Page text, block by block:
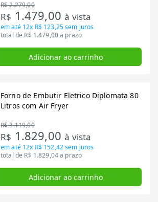
R$ 2.279,00
R$ 1.479,00à vista
em até 12x R$ 123,25sem juros
total de R$ 1.479,00 a prazo
Adicionar ao carrinho
Forno de Embutir Eletrico Diplomata 80
Litros com Air Fryer
R$ 3.119,00
R$ 1.829,00à vista
em até 12x R$ 152,42sem juros
total de R$ 1.829,04 a prazo
Adicionar ao carrinho